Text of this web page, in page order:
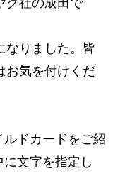
なりました。皆
お気を付けくだ
ドカードをご紹
文字を指定し